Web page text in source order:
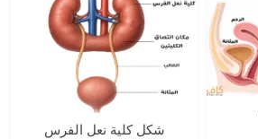
شكل كلية نعل الفرس